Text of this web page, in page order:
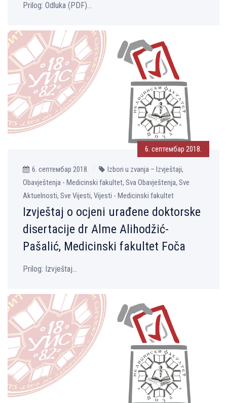
Prilog: Оdluka (PDF)...
6. септембар 2018.
6. септембар 2018.
Izbori u zvanja – Izvještaji,
Obavještenja - Medicinski fakultet, Sva Obavještenja, Sve
Aktuelnosti, Sve Vijesti, Vijesti - Medicinski fakultet
Izvještaj o ocjeni urađene doktorske
disertacije dr Alme Alihodžić-
Pašalić, Medicinski fakultet Foča
Prilog: Izvještaj...